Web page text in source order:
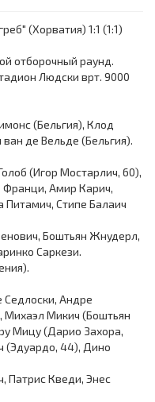
(Хорватия) 1:1 (1:1)
отборочный раунд.
Людски врт. 9000
(Бельгия), Клод
де Вельде (Бельгия).
(Игор Мостарлич, 60),
Франци, Амир Карич,
Стипе Балаич
Боштьян Жнудерл,
Саркези.
Седлоски, Андре
Михаэл Микич (Боштьян
Мицу (Дарио Захора,
(Эдуардо, 44), Дино
Патрис Кведи, Энес